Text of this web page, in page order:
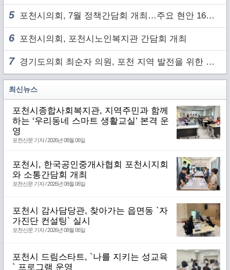
5 포천시의회, 7월 정책간담회 개최…주요 현안 16건 점검
6 포천시의회, 포천시노인복지관 간담회 개최
7경기도의회 최순자 의원, 포천 지역 발전을 위한 정담회 개최
최신뉴스
포천시종합사회복지관, 지역주민과 함께
하는 ‘우리동네 스마트 생활교실’ 본격 운
영
포천신문 기자 / 2026년 08월 06일
포천시, 한국공인중개사협회 포천시지회
와 소통간담회 개최
포천신문 기자 / 2026년 08월 06일
포천시 감사담당관, 찾아가는 읍면동 `자
가진단 컨설팅` 실시
포천신문 기자 / 2026년 08월 06일
포천시 드림스타트, `나를 지키는 성교육
` 프로그램 운영